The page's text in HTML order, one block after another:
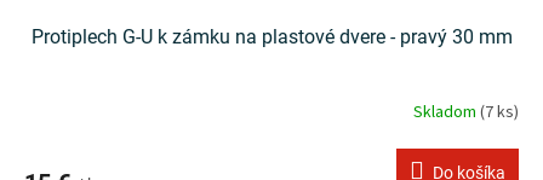
Protiplech G-U k zámku na plastové dvere - pravý 30 mm
Skladom (7 ks)
Do košíka